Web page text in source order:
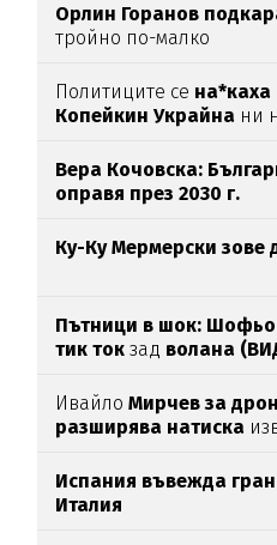
Орлин Горанов
тройно по-малко
Политиците се на*каха
Копейкин Украйна ни
Вера Кочовска:
оправя през 2030 г.
Ку-Ку Мермерски зове
Пътници в шок:
тик ток зад волана
ИвайлоМирчев за
разширява натиска
Испания въвежда
Италия